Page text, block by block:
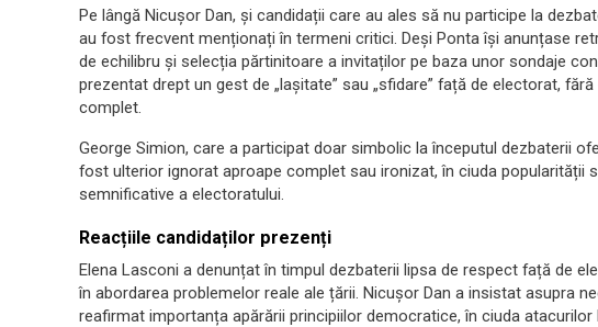
Pe lângă Nicușor Dan, și candidații care au ales să nu participe la
au fost frecvent menționați în termeni critici. Deși Ponta își anunțase
de echilibru și selecția părtinitoare a invitaților pe baza unor sondaje
prezentat drept un gest de „lașitate” sau „sfidare” față de electorat,
complet.
George Simion, care a participat doar simbolic la începutul dezbaterii
fost ulterior ignorat aproape complet sau ironizat, în ciuda popularității
semnificative a electoratului.
Reacțiile candidaților prezenți
Elena Lasconi a denunțat în timpul dezbaterii lipsa de respect față de
în abordarea problemelor reale ale țării. Nicușor Dan a insistat asupra
reafirmat importanța apărării principiilor democratice, în ciuda